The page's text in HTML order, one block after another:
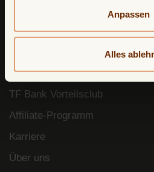
Anpassen
Alles
Über uns
Soziale Verantwortung
TF Bank Vorteilsclub
Affiliate-Programm
Karriere
Über uns